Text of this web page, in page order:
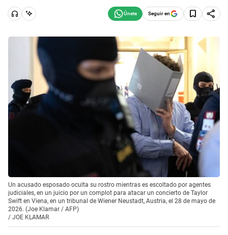
Seguir en
Un acusado esposado oculta su rostro mientras es escoltado por agentes
judiciales, en un juicio por un complot para atacar un concierto de Taylor
Swift en Viena, en un tribunal de Wiener Neustadt, Austria, el 28 de mayo de
2026. (Joe Klamar / AFP)
/ JOE KLAMAR